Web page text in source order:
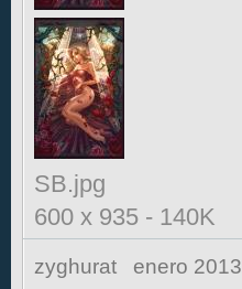
SB.jpg
600 x 935 - 140K
zyghurat enero 2013